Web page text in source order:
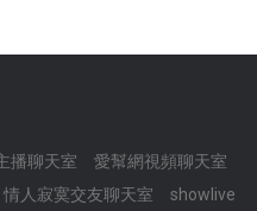
播聊天室
愛幫網視頻聊天室
情人寂寞交友聊天室 showlive